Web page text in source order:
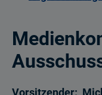
Vorsitzender: